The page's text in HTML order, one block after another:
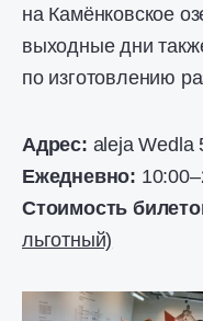
на Камёнковское
выходные дни
по изготовлению
Адрес: aleja Wedla
Ежедневно:
Стоимость
льготный)